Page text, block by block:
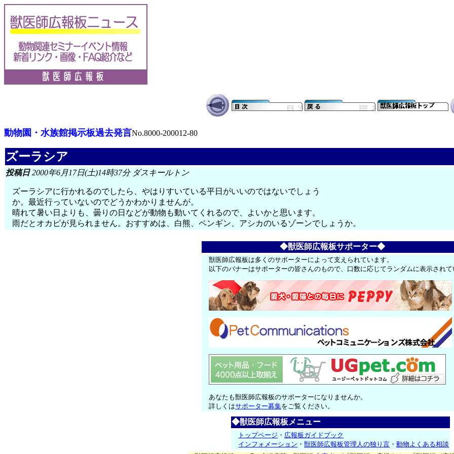
動物園・水族館掲示板過去発言No.8000-200012-80
ズーラシア
投稿日2000年6月17日(土)14時37分 ダスキールトン
ズーラシアに行かれるのでしたら、やはりすいている平日がいいのではないでしょう
か。最近行っていないのでどうかわかりませんが。
晴れて暑い日よりも、曇りの日などが動物も動いてくれるので、よいかと思います。
雨だとオカピが見られません。おすすめは、白熊、ペンギン、アシカのいるゾーンでしょうか。
◆獣医師広報板サポーター◆
獣医師広報板は多くのサポーターによって支えられています。
以下のバナーはサポーターの皆さんのもので、口数に応じてランダムに表示され
あなたも獣医師広報板のサポーターになりませんか。
詳しくはサポーター募集をご覧ください。
◆獣医師広報板メニュー
トップページ ・ 広報板ガイドブック
インフォメーション ・獣医師広報板管理人の独り言 ・動物よくある相談